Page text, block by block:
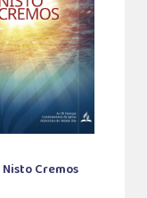
Nisto Cremos